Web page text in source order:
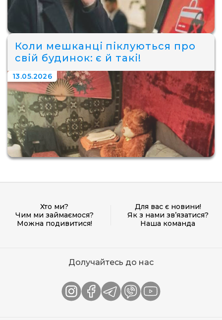
Коли мешканці піклуються про
свій будинок: є й такі!
13.05.2026
Хто ми?
Чим ми займаємося?
Можна подивитися!
Для вас є новини!
Як з нами зв’язатися?
Наша команда
Долучайтесь до нас